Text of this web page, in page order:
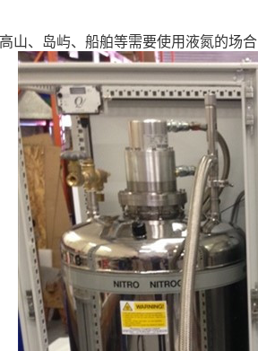
山、岛屿、船舶等需要使用液氮的场合